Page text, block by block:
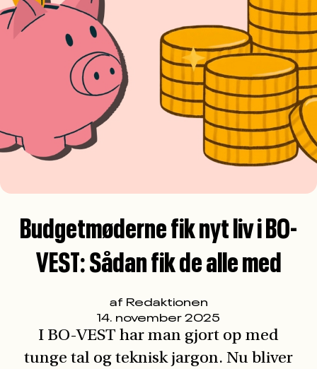
I BO-VEST har man gjort op med
tunge tal og teknisk jargon. Nu bliver